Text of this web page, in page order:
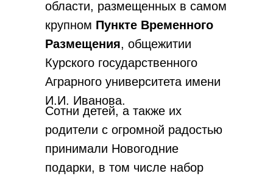
области, размещенных в самом
крупном Пункте Временного
Размещения, общежитии
Курского государственного
Аграрного университета имени
И.И. Иванова.
Сотни детей, а также их
родители с огромной радостью
принимали Новогодние
подарки, в том числе набор